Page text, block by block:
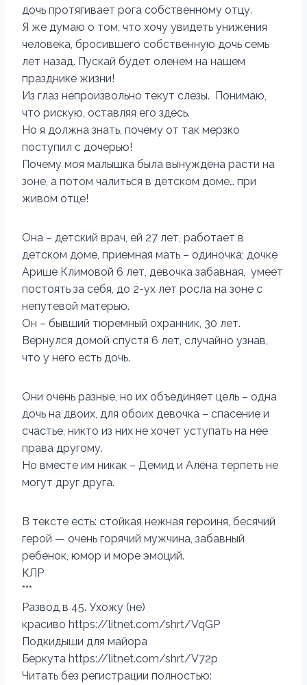
дочь протягивает рога собственному отцу.
Я же думаю о том, что хочу увидеть унижения
человека, бросившего собственную дочь семь
лет назад. Пускай будет оленем на нашем
празднике жизни!
Из глаз непроизвольно текут слезы. Понимаю,
что рискую, оставляя его здесь.
Но я должна знать, почему от так мерзко
поступил с дочерью!
Почему моя малышка была вынуждена расти на
зоне, а потом чалиться в детском доме… при
живом отце!
Она – детский врач, ей 27 лет, работает в
детском доме, приемная мать – одиночка; дочке
Арише Климовой 6 лет, девочка забавная, умеет
постоять за себя, до 2-ух лет росла на зоне с
непутевой матерью.
Он – бывший тюремный охранник, 30 лет.
Вернулся домой спустя 6 лет, случайно узнав,
что у него есть дочь.
Они очень разные, но их объединяет цель – одна
дочь на двоих, для обоих девочка – спасение и
счастье, никто из них не хочет уступать на нее
права другому.
Но вместе им никак – Демид и Алёна терпеть не
могут друг друга.
В тексте есть: стойкая нежная героиня, бесячий
герой — очень горячий мужчина, забавный
ребенок, юмор и море эмоций.
КЛР
***
Развод в 45. Ухожу (не)
красиво https://litnet.com/shrt/VqGP
Подкидыши для майора
Беркута https://litnet.com/shrt/V72p
Читать без регистрации полностью: